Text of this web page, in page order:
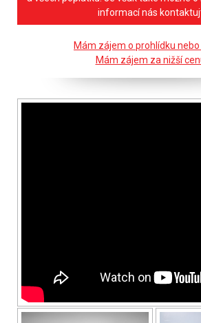
informací nás
Mám zájem o prohlídku
Mám zájem za nižší